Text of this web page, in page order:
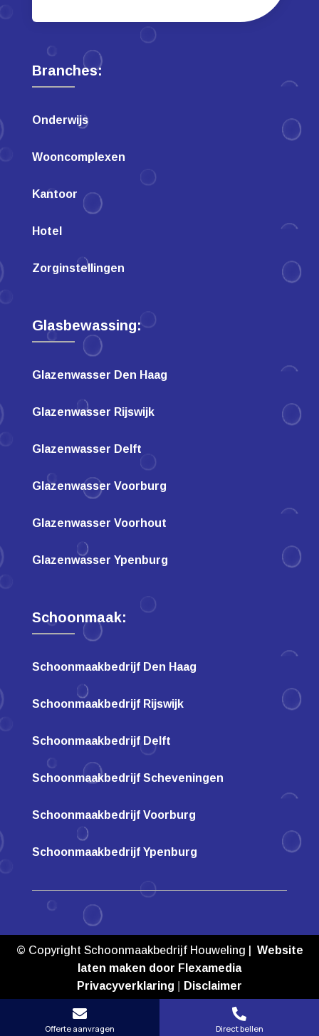
Branches:
Onderwijs
Wooncomplexen
Kantoor
Hotel
Zorginstellingen
Glasbewassing:
Glazenwasser Den Haag
Glazenwasser Rijswijk
Glazenwasser Delft
Glazenwasser Voorburg
Glazenwasser Voorhout
Glazenwasser Ypenburg
Schoonmaak:
Schoonmaakbedrijf Den Haag
Schoonmaakbedrijf Rijswijk
Schoonmaakbedrijf Delft
Schoonmaakbedrijf Scheveningen
Schoonmaakbedrijf Voorburg
Schoonmaakbedrijf Ypenburg
© Copyright Schoonmaakbedrijf Houweling | Website
laten maken door Flexamedia
Privacyverklaring
Disclaimer

Offerte aanvragen

Direct bellen